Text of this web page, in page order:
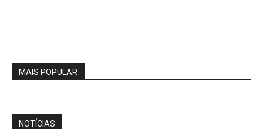
MAIS POPULAR
NOTÍCIAS